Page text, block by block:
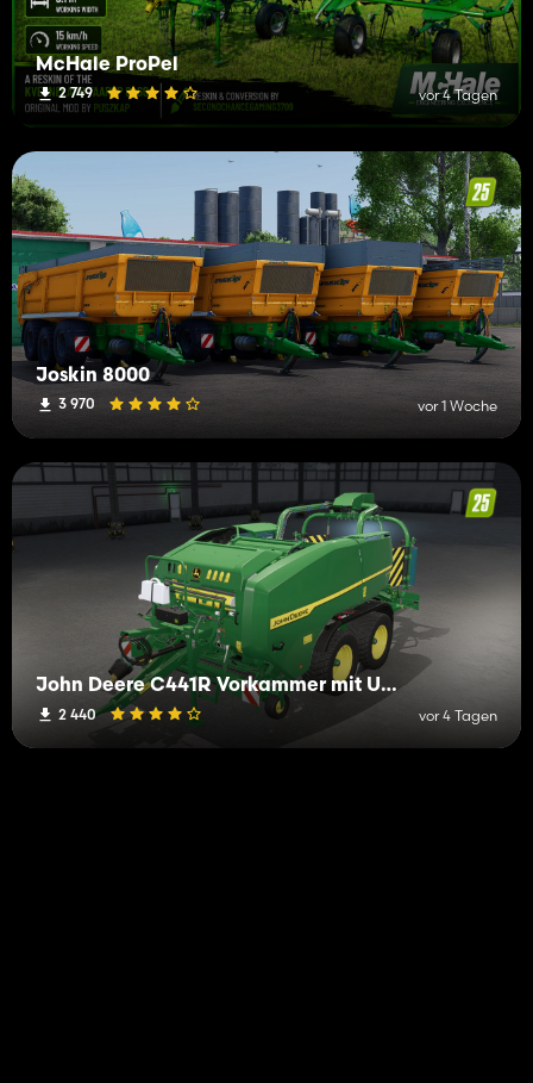
McHale ProPel
2 749 vor 4 Tagen
Joskin 8000
3 970 vor 1 Woche
John Deere C441R Vorkammer mit Umhüllung
2 440 vor 4 Tagen